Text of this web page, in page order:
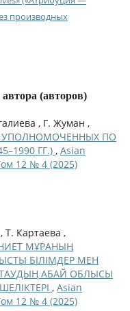
производных
(авторов)
, Г. Жуман ,
УПОЛНОМОЧЕННЫХ ПО
ГГ.) , Asian
12 № 4 (2025)
Т. Картаева ,
МҰРАНЫҢ
БІЛІМДЕР МЕН
АБАЙ ОБЛЫСЫ
, Asian
12 № 4 (2025)